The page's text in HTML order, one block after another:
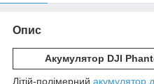
Опис
Акумулятор DJI
Літій-полімерний акумулятор